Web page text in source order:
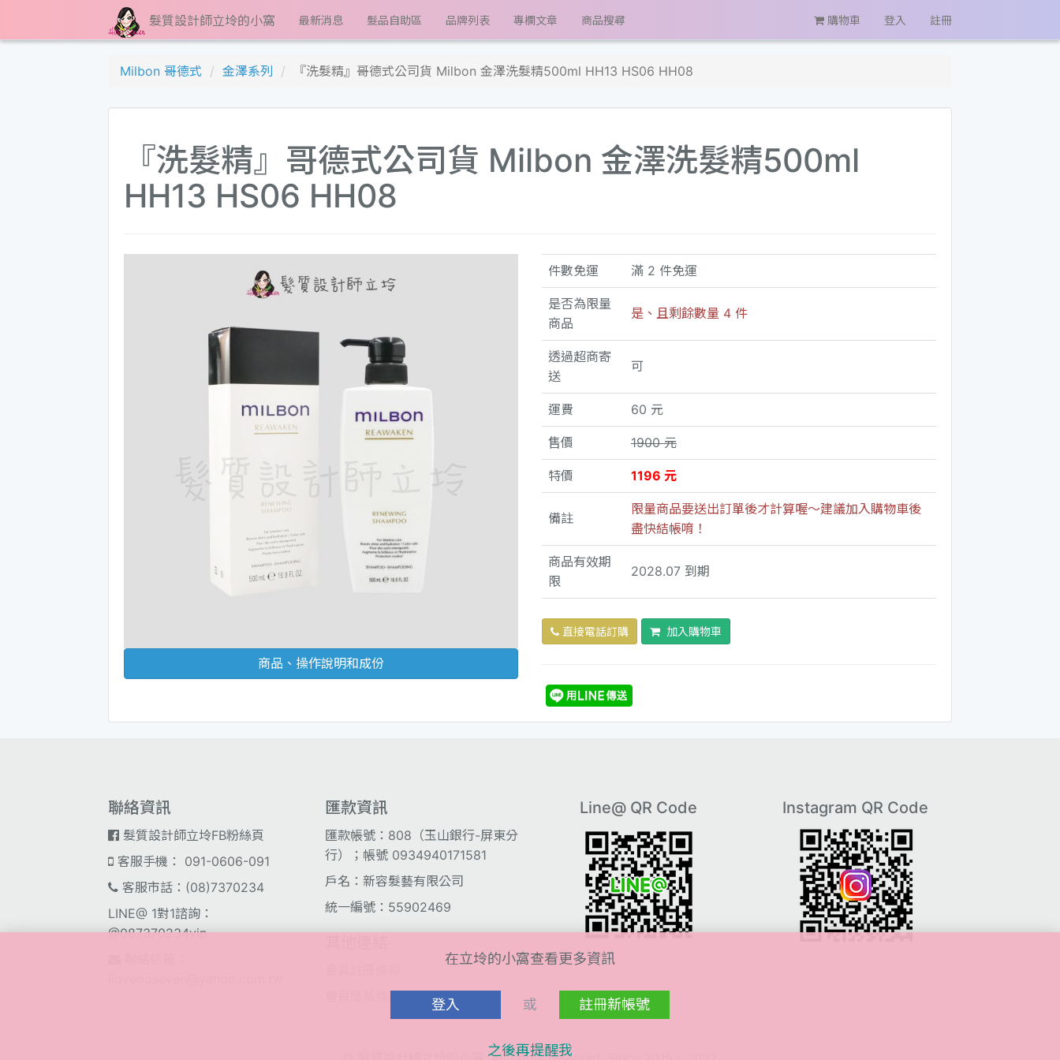
髮質設計師立坽的小窩 最新消息 髮品自助區 品牌列表 專欄文章 商品搜尋 購物車 登入 註冊
Milbon 哥德式 金澤系列 『洗髮精』哥德式公司貨 Milbon 金澤洗髮精500ml HH13 HS06 HH08
『洗髮精』哥德式公司貨 Milbon 金澤洗髮精500ml
HH13 HS06 HH08
商品、操作說明和成份
件數免運 滿 2 件免運
是否為限量
商品
是、且剩餘數量 4 件
透過超商寄
送
可
運費 60 元
售價 1900 元
特價 1196 元
備註
限量商品要送出訂單後才計算喔～建議加入購物車後
盡快結帳唷！
商品有效期
限
2028.07 到期
直接電話訂購 加入購物車
聯絡資訊
髮質設計師立坽FB粉絲頁
客服手機： 091-0606-091
客服市話：(08)7370234
LINE@ 1對1諮詢：
@087370234vip
匯款資訊
匯款帳號：808（玉山銀行-屏東分
行）；帳號 0934940171581
戶名：新容髮藝有限公司
統一編號：55902469
Line@ QR Code Instagram QR Code
在立坽的小窩查看更多資訊
登入 或 註冊新帳號
之後再提醒我